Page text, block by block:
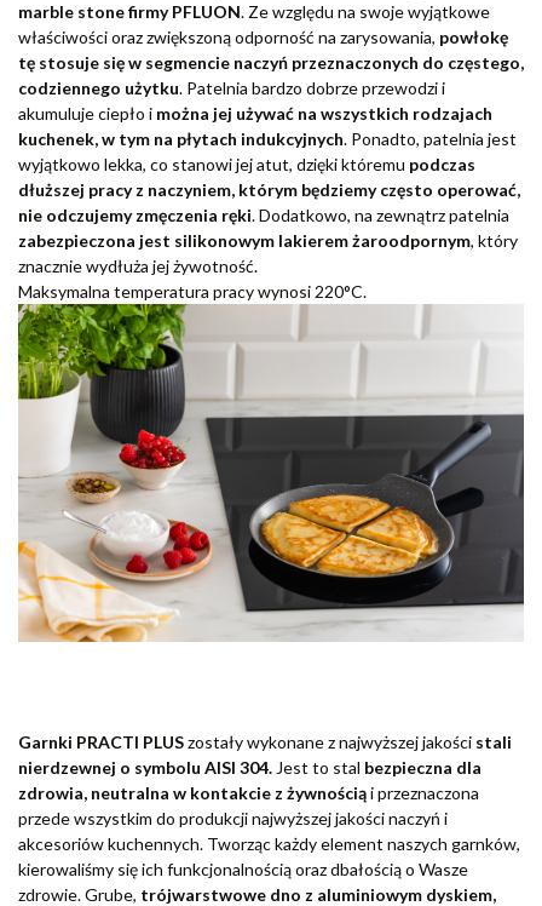
marble stonefirmy PFLUON. Ze względu na swoje wyjątkowe
właściwości oraz zwiększoną odporność na zarysowania, powłokę
tę stosuje się w segmencie naczyń przeznaczonych do częstego,
codziennego użytku. Patelnia bardzo dobrze przewodzi i
akumuluje ciepło i można jej używać na wszystkich rodzajach
kuchenek, w tym na płytach indukcyjnych. Ponadto, patelnia jest
wyjątkowo lekka, co stanowi jej atut, dzięki któremu podczas
dłuższej pracy z naczyniem, którym będziemy często operować,
nie odczujemy zmęczenia ręki. Dodatkowo, na zewnątrz patelnia
zabezpieczona jest silikonowym lakierem żaroodpornym, który
znacznie wydłuża jej żywotność.
Maksymalna temperatura pracy wynosi 220°C.
Garnki PRACTI PLUSzostały wykonane z najwyższej jakości stali
nierdzewnej o symbolu AISI 304. Jest to stal bezpieczna dla
zdrowia, neutralna w kontakcie z żywnościąi przeznaczona
przede wszystkim do produkcji najwyższej jakości naczyń i
akcesoriów kuchennych. Tworząc każdy element naszych garnków,
kierowaliśmy się ich funkcjonalnością oraz dbałością o Wasze
zdrowie. Grube, trójwarstwowe dno z aluminiowym dyskiem,